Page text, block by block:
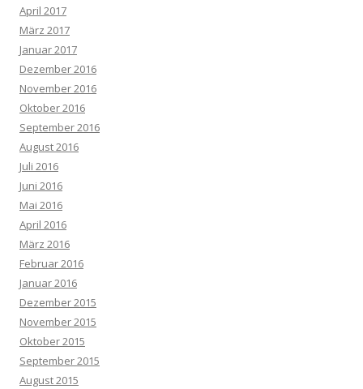
April 2017
März 2017
Januar 2017
Dezember 2016
November 2016
Oktober 2016
September 2016
August 2016
Juli 2016
Juni 2016
Mai 2016
April 2016
März 2016
Februar 2016
Januar 2016
Dezember 2015
November 2015
Oktober 2015
September 2015
August 2015